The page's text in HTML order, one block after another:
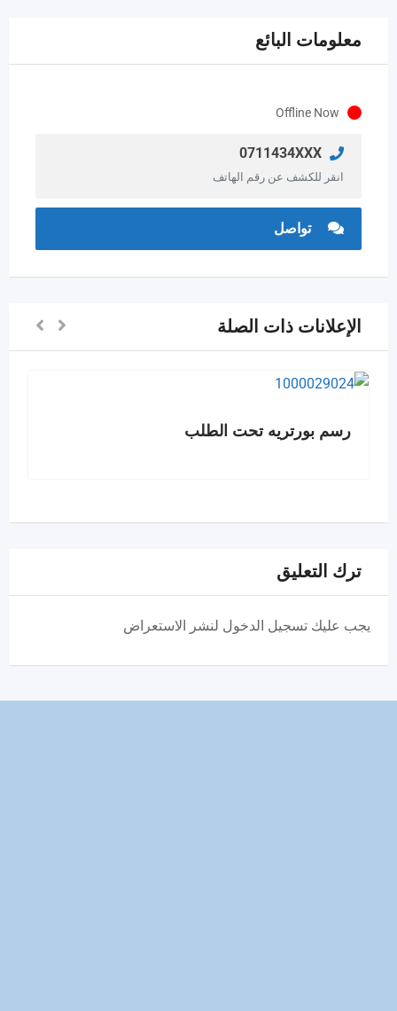
معلومات البائع
Offline Now
0711434XXX
انقر للكشف عن رقم الهاتف
تواصل
الإعلانات ذات الصلة
رسم بورتريه تحت الطلب
ترك التعليق
يجب عليك تسجيل الدخول لنشر الاستعراض